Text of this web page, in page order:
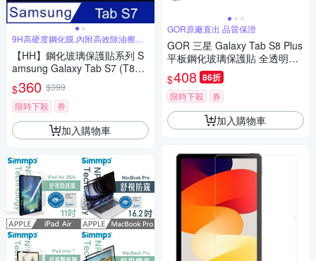
9H高硬度鋼化膜,內附高效除油擦拭
【HH】鋼化玻璃保護貼系列 S
amsung Galaxy Tab S7 (T87
0)(11吋)
$360 $399
限時下殺
券
加入購物車
GOR原廠直出 品質保證
GOR 三星 Galaxy Tab S8 Plus
平板鋼化玻璃保護貼 全透明單
片裝 公司貨
$408 86折
限時下殺 券
加入購物車